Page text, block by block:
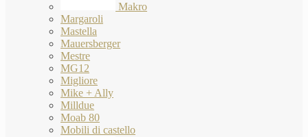
Makro
Margaroli
Mastella
Mauersberger
Mestre
MG12
Migliore
Mike + Ally
Milldue
Moab 80
Mobili di castello